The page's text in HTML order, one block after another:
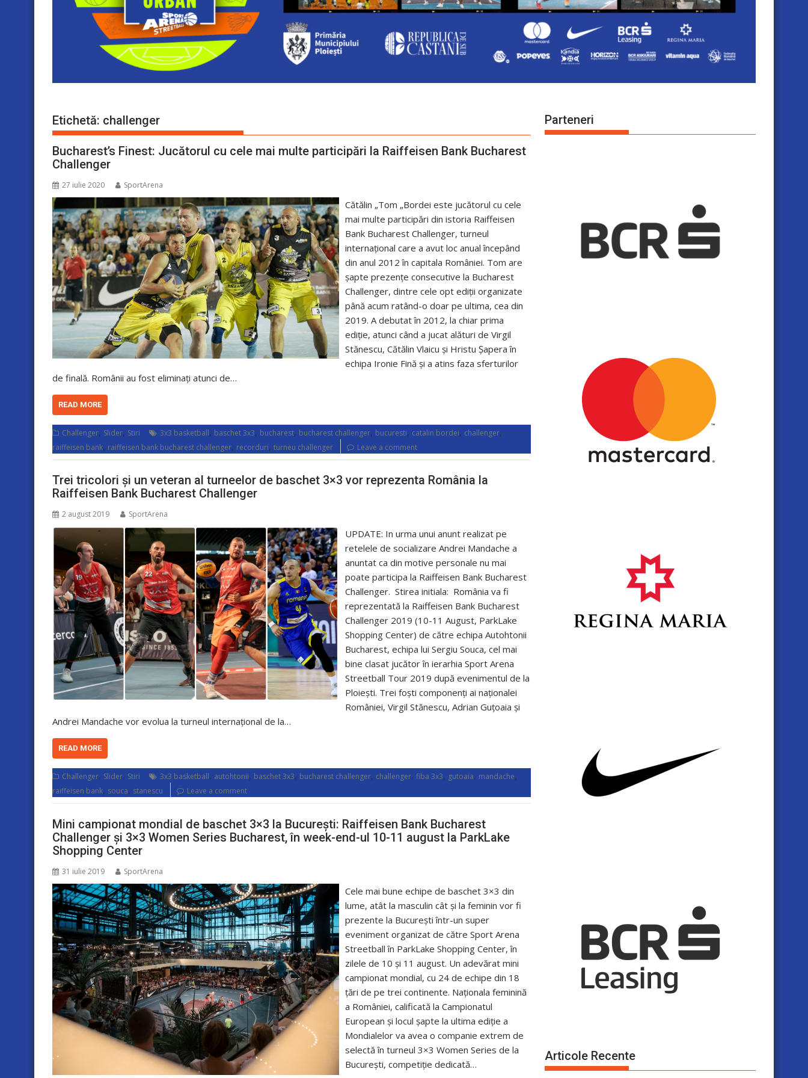
Etichetă: challenger
Bucharest’s Finest: Jucătorul cu cele mai multe participări la Raiffeisen Bank Bucharest
Challenger
27 iulie 2020 SportArena
Cătălin „Tom „Bordei este jucătorul cu cele
mai multe participări din istoria Raiffeisen
Bank Bucharest Challenger, turneul
internațional care a avut loc anual începând
din anul 2012 în capitala României. Tom are
șapte prezențe consecutive la Bucharest
Challenger, dintre cele opt ediții organizate
până acum ratând-o doar pe ultima, cea din
2019. A debutat în 2012, la chiar prima
ediție, atunci când a jucat alături de Virgil
Stănescu, Cătălin Vlaicu și Hristu Șapera în
echipa Ironie Fină și a atins faza sferturilor
de finală. Românii au fost eliminați atunci de…
READ MORE
Challenger, Slider, Stiri 3x3 basketball, baschet 3x3, bucharest, bucharest challenger, bucuresti, catalin bordei, challenger,
raiffeisen bank, raiffeisen bank bucharest challenger, recorduri, turneu challenger Leave a comment
Trei tricolori și un veteran al turneelor de baschet 3×3 vor reprezenta România la
Raiffeisen Bank Bucharest Challenger
2 august 2019 SportArena
UPDATE: In urma unui anunt realizat pe
retelele de socializare Andrei Mandache a
anuntat ca din motive personale nu mai
poate participa la Raiffeisen Bank Bucharest
Challenger. Stirea initiala: România va fi
reprezentată la Raiffeisen Bank Bucharest
Challenger 2019 (10-11 August, ParkLake
Shopping Center) de către echipa Autohtonii
Bucharest, echipa lui Sergiu Souca, cel mai
bine clasat jucător în ierarhia Sport Arena
Streetball Tour 2019 după evenimentul de la
Ploiești. Trei foști componenți ai naționalei
României, Virgil Stănescu, Adrian Guțoaia și
Andrei Mandache vor evolua la turneul internațional de la…
READ MORE
Challenger, Slider, Stiri 3x3 basketball, autohtonii, baschet 3x3, bucharest challenger, challenger, fiba 3x3, gutoaia, mandache,
raiffeisen bank, souca, stanescu Leave a comment
Mini campionat mondial de baschet 3×3 la București: Raiffeisen Bank Bucharest
Challenger și 3×3 Women Series Bucharest, în week-end-ul 10-11 august la ParkLake
Shopping Center
31 iulie 2019 SportArena
Cele mai bune echipe de baschet 3×3 din
lume, atât la masculin cât și la feminin vor fi
prezente la București într-un super
eveniment organizat de către Sport Arena
Streetball în ParkLake Shopping Center, în
zilele de 10 și 11 august. Un adevărat mini
campionat mondial, cu 24 de echipe din 18
țări de pe trei continente. Naționala feminină
a României, calificată la Campionatul
European și locul șapte la ultima ediție a
Mondialelor va avea o companie extrem de
selectă în turneul 3×3 Women Series de la
București, competiție dedicată…
Parteneri
Articole Recente